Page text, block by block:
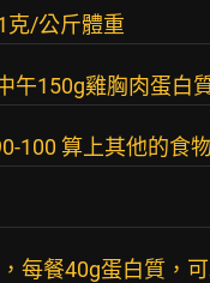
克/公斤體重
午150g雞胸肉蛋白
100 算上其他的食
每餐40g蛋白質，